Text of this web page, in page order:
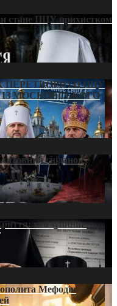
стане ПЦУ прихистком
ПЕРЕТВОРИТИ ПЦУ
МОСКОВСЬКОГО
сніданок
хто зупинив
Мефодія